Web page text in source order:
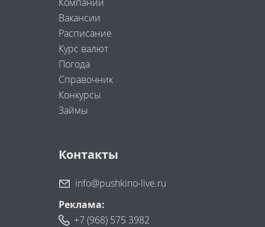
Вакансии
Расписание
Курс валют
Погода
Справочник
Конкурсы
Займы
Контакты
info@pushkino-live.ru
Реклама:
+7 (968) 575 3982